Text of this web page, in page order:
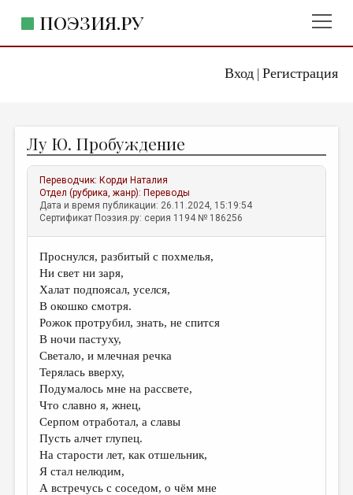
Вход| Регистрация
ПОЭЗИЯ.РУ
ЖАНРЫ
АВТОРЫ
КОММЕНТАРИИ
ЛИТСАЛОН
НОВОСТИ
ПРАВИЛА САЙТА
ОТДЕЛЫ И РУБРИКИ
ИЗБРАННОЕ
ДАЙДЖЕСТ
ПРОИЗВЕДЕНИЯ
ПЕРЕВОДЫ
КОНКУРСЫ
ДЕТСКАЯ КОМНАТА
Лу Ю. Пробуждение
Переводчик: Корди Наталия
Отдел (рубрика, жанр): Переводы
Дата и время публикации: 26.11.2024, 15:19:54
Сертификат Поэзия.ру: серия 1194 № 186256
Проснулся, разбитый с похмелья,
Ни свет ни заря,
Халат подпоясал, уселся,
В окошко смотря.
Рожок протрубил, знать, не спится
В ночи пастуху,
Светало, и млечная речка
Терялась вверху,
Подумалось мне на рассвете,
Что славно я, жнец,
Серпом отработал, а славы
Пусть алчет глупец.
На старости лет, как отшельник,
Я стал нелюдим,
А встречусь с соседом, о чём мне